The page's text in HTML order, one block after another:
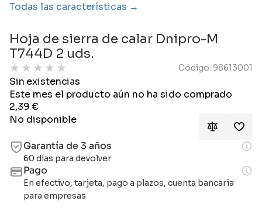
Todas las características
Hoja de sierra de calar Dnipro-M
T744D 2 uds.
★ ★ ★ ★ ★ Código: 98613001
Sin existencias
Este mes el producto aún no ha sido comprado
2,39€
No disponible
Garantía de 3 años
60 días para devolver
Pago
En efectivo, tarjeta, pago a plazos, cuenta bancaria
para empresas